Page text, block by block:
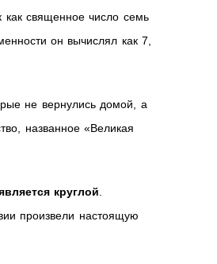
как священное число семь
он вычислял как 7,
не вернулись домой, а
названное «Великая
круглой
произвели настоящую